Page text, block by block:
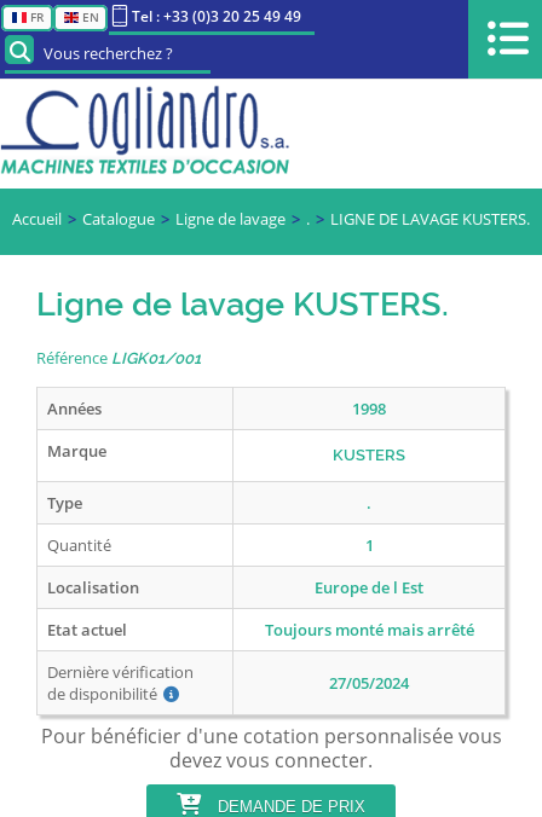
FR EN Tel : +33 (0)3 20 25 49 49
Vous recherchez ?
Accueil Catalogue Ligne de lavage . LIGNE DE LAVAGE KUSTERS.
Ligne de lavage KUSTERS.
Référence LIGK01/001
Années
1998
Marque
KUSTERS
Type
.
Quantité
1
Localisation
Europe de l Est
Etat actuel
Toujours monté mais arrêté
Dernière vérification
de disponibilité
27/05/2024
Pour bénéficier d'une cotation personnalisée vous
devez vous connecter.
DEMANDE DE PRIX